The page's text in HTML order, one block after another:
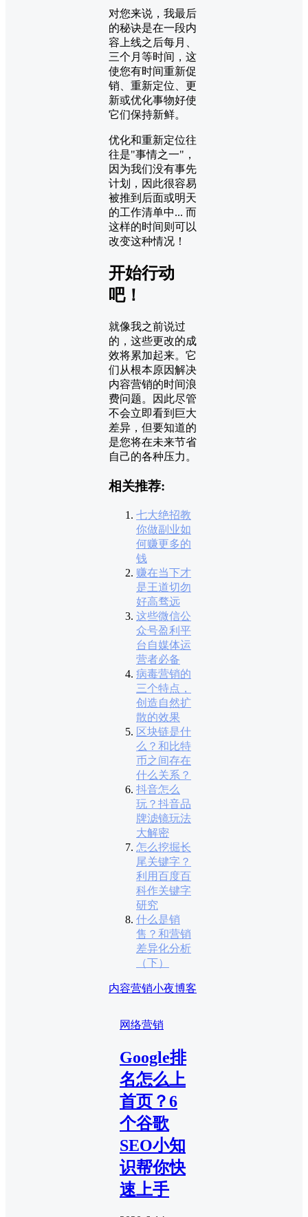
对您来说，我最后
的秘诀是在一段内
容上线之后每月、
三个月等时间，这
使您有时间重新促
销、重新定位、更
新或优化事物好使
它们保持新鲜。
优化和重新定位往
往是"事情之一"，
因为我们没有事先
计划，因此很容易
被推到后面或明天
的工作清单中... 而
这样的时间则可以
改变这种情况！
开始行动
吧！
就像我之前说过
的，这些更改的成
效将累加起来。它
们从根本原因解决
内容营销的时间浪
费问题。因此尽管
不会立即看到巨大
差异，但要知道的
是您将在未来节省
自己的各种压力。
相关推荐:
七大绝招教
你做副业如
何赚更多的
钱
赚在当下才
是王道切勿
好高骛远
这些微信公
众号盈利平
台自媒体运
营者必备
病毒营销的
三个特点，
创造自然扩
散的效果
区块链是什
么？和比特
币之间存在
什么关系？
抖音怎么
玩？抖音品
牌滤镜玩法
大解密
怎么挖掘长
尾关键字？
利用百度百
科作关键字
研究
什么是销
售？和营销
差异化分析
（下）
内容营销小夜博客
网络营销
Google排
名怎么上
首页？6
个谷歌
SEO小知
识帮你快
速上手